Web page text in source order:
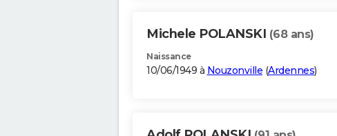
Michele POLANSKI (68 ans)
Naissance
10/06/1949 à Nouzonville (Ardennes)